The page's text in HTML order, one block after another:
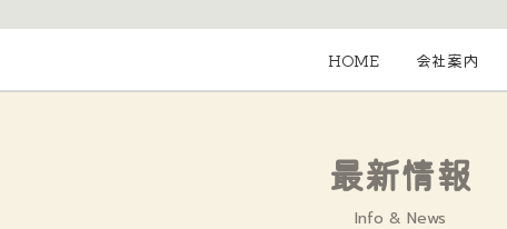
HOME 会社案内
最新情報
Info & News